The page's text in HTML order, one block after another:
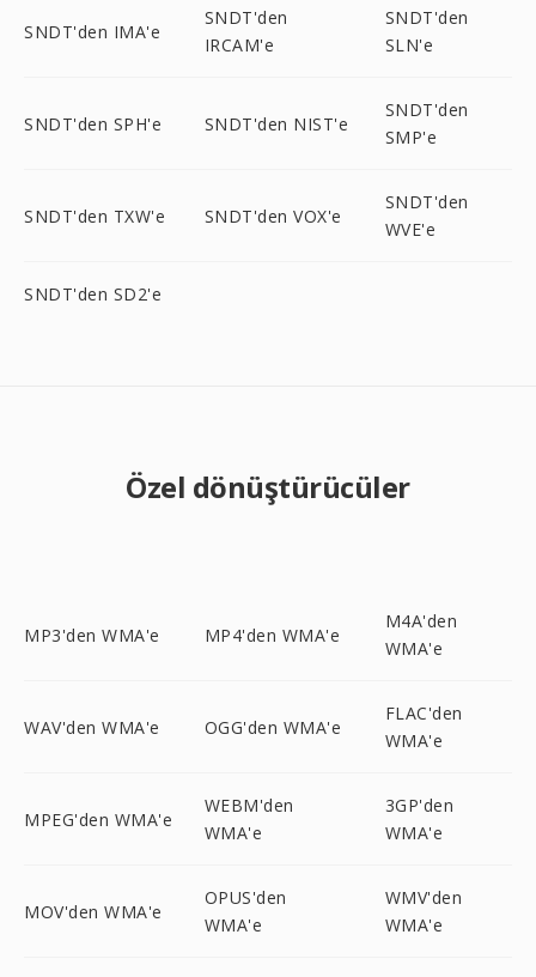
SNDT'den IMA'e
SNDT'den
IRCAM'e
SNDT'den
SLN'e
SNDT'den SPH'e SNDT'den NIST'e
SNDT'den
SMP'e
SNDT'den TXW'e SNDT'den VOX'e
SNDT'den
WVE'e
SNDT'den SD2'e
Özel dönüştürücüler
MP3'den WMA'e MP4'den WMA'e
M4A'den
WMA'e
WAV'den WMA'e OGG'den WMA'e
FLAC'den
WMA'e
MPEG'den WMA'e
WEBM'den
WMA'e
3GP'den
WMA'e
MOV'den WMA'e
OPUS'den
WMA'e
WMV'den
WMA'e